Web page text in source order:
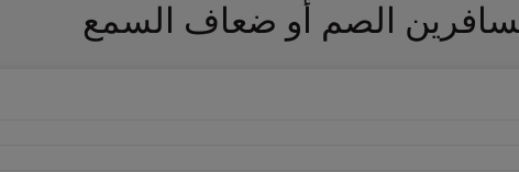
الصم أو ضعاف السمع